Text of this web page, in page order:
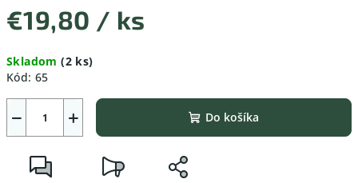
€19,80 / ks
cena:
Skladom(2 ks)
Kód: 65
+
− Do košíka